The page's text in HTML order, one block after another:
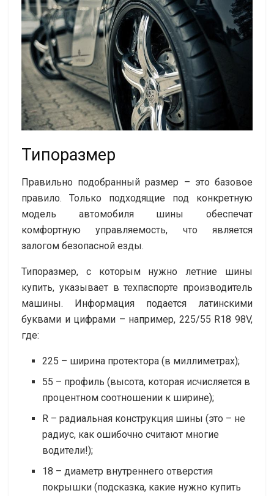
Типоразмер
Правильно подобранный размер – это базовое
правило. Только подходящие под конкретную
модель автомобиля шины обеспечат
комфортную управляемость, что является
залогом безопасной езды.
Типоразмер, с которым нужно летние шины
купить, указывает в техпаспорте производитель
машины. Информация подается латинскими
буквами и цифрами – например, 225/55 R18 98V,
где:
225 – ширина протектора (в миллиметрах);
55 – профиль (высота, которая исчисляется в
процентном соотношении к ширине);
R – радиальная конструкция шины (это – не
радиус, как ошибочно считают многие
водители!);
18 – диаметр внутреннего отверстия
покрышки (подсказка, какие нужно купить